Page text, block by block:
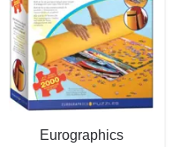
Eurographics